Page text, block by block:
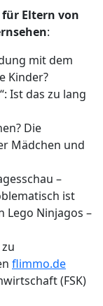
Eltern von
:
mit dem
Kinder?
Ist das zu lang
Die
Mädchen und
–
ist
Lego Ninjagos –
flimmo.de
(FSK)